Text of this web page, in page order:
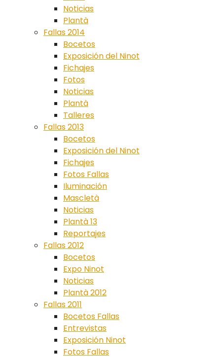
Noticias
Plantà
Fallas 2014
Bocetos
Exposición del Ninot
Fichajes
Fotos
Noticias
Plantà
Talleres
Fallas 2013
Bocetos
Exposición del Ninot
Fichajes
Fotos Fallas
Iluminación
Mascletà
Noticias
Plantà 13
Reportajes
Fallas 2012
Bocetos
Expo Ninot
Noticias
Plantà 2012
Fallas 2011
Bocetos Fallas
Entrevistas
Exposición Ninot
Fotos Fallas